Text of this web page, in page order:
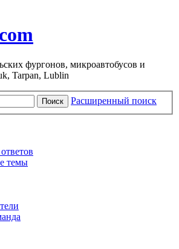
фургонов, микроавтобусов и
Tarpan, Lublin
Поиск Расширенный поиск
темы